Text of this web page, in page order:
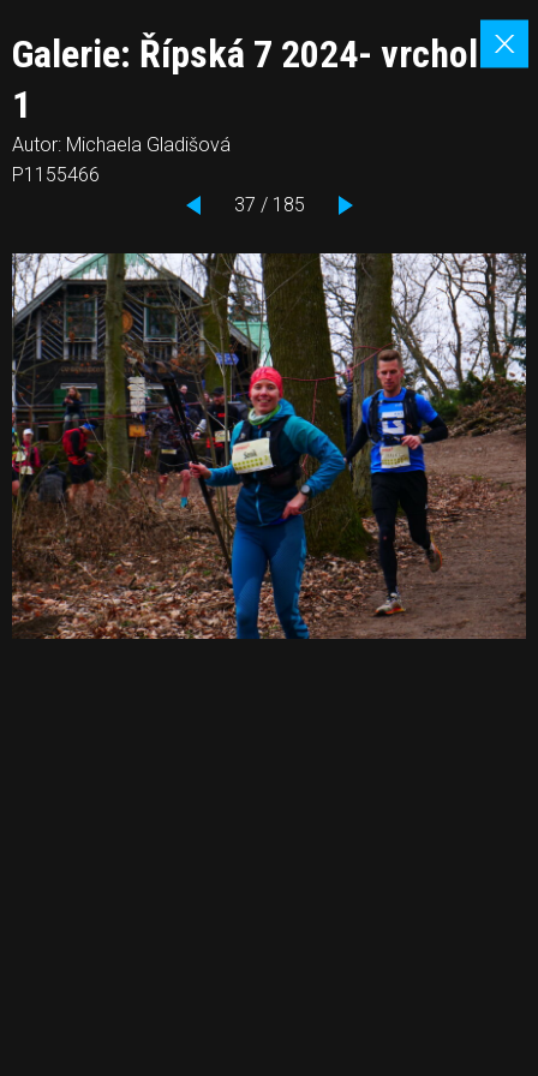
Galerie: Řípská 7 2024- vrchol
1
Autor: Michaela Gladišová
P1155466
37 / 185